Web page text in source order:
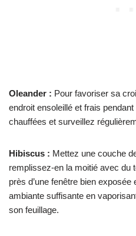
Oleander : Pour favoriser sa
endroit ensoleillé et frais
chauffées et surveillez
Hibiscus : Mettez une couche
remplissez-en la moitié avec du
près d’une fenêtre bien
ambiante suffisante en
son feuillage.